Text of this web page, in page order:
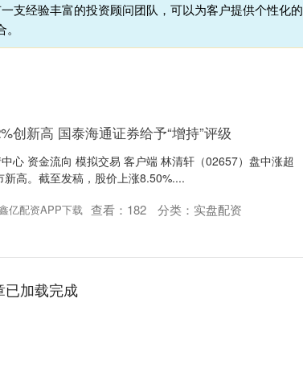
支经验丰富的投资顾问团队，可以为客户提供个性化的
创新高 国泰海通证券给予“增持”评级
心 资金流向 模拟交易 客户端 林清轩（02657）盘中涨超
高。截至发稿，股价上涨8.50%....
亿配资APP下载 查看： 182 分类： 实盘配资
已加载完成